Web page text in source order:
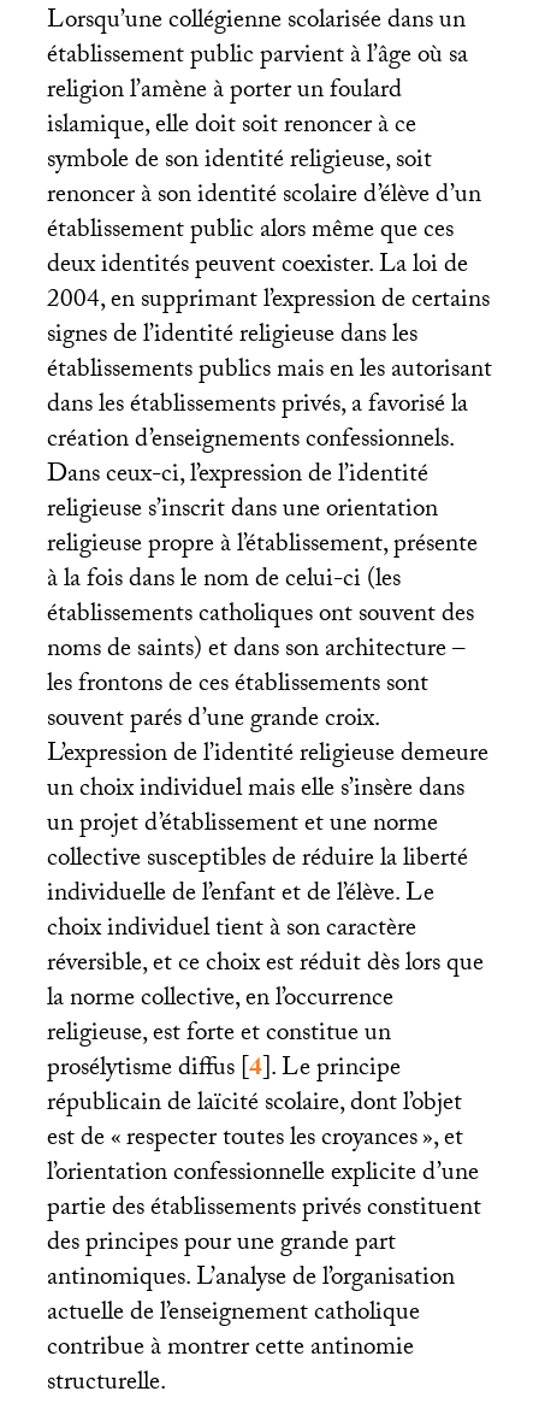
Lorsqu’une collégienne scolarisée dans un
établissement public parvient à l’âge où sa
religion l’amène à porter un foulard
islamique, elle doit soit renoncer à ce
symbole de son identité religieuse, soit
renoncer à son identité scolaire d’élève d’un
établissement public alors même que ces
deux identités peuvent coexister. La loi de
2004, en supprimant l’expression de certains
signes de l’identité religieuse dans les
établissements publics mais en les autorisant
dans les établissements privés, a favorisé la
création d’enseignements confessionnels.
Dans ceux-ci, l’expression de l’identité
religieuse s’inscrit dans une orientation
religieuse propre à l’établissement, présente
à la fois dans le nom de celui-ci (les
établissements catholiques ont souvent des
noms de saints) et dans son architecture –
les frontons de ces établissements sont
souvent parés d’une grande croix.
L’expression de l’identité religieuse demeure
un choix individuel mais elle s’insère dans
un projet d’établissement et une norme
collective susceptibles de réduire la liberté
individuelle de l’enfant et de l’élève. Le
choix individuel tient à son caractère
réversible, et ce choix est réduit dès lors que
la norme collective, en l’occurrence
religieuse, est forte et constitue un
prosélytisme diffus[4]. Le principe
républicain de laïcité scolaire, dont l’objet
est de «respecter toutes les croyances», et
l’orientation confessionnelle explicite d’une
partie des établissements privés constituent
des principes pour une grande part
antinomiques. L’analyse de l’organisation
actuelle de l’enseignement catholique
contribue à montrer cette antinomie
structurelle.